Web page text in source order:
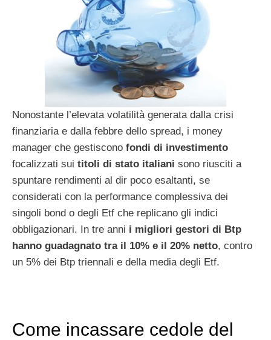
Nonostante l’elevata volatilità generata dalla crisi
finanziaria e dalla febbre dello spread, i money
manager che gestiscono fondi di investimento
focalizzati sui titoli di stato italiani sono riusciti a
spuntare rendimenti al dir poco esaltanti, se
considerati con la performance complessiva dei
singoli bond o degli Etf che replicano gli indici
obbligazionari. In tre anni i migliori gestori di Btp
hanno guadagnato tra il 10% e il 20% netto, contro
un 5% dei Btp triennali e della media degli Etf.
Come incassare cedole del